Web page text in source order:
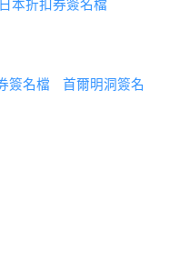
日本折扣券簽名檔
簽名檔 首爾明洞簽名